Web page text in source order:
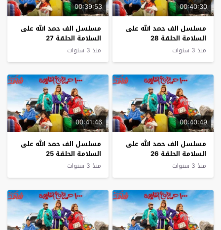
00:40:30
مسلسل الف حمد الله على
السلامة الحلقة 28
منذ 3 سنوات
00:39:53
مسلسل الف حمد الله على
السلامة الحلقة 27
منذ 3 سنوات
00:40:49
مسلسل الف حمد الله على
السلامة الحلقة 26
منذ 3 سنوات
00:41:46
مسلسل الف حمد الله على
السلامة الحلقة 25
منذ 3 سنوات